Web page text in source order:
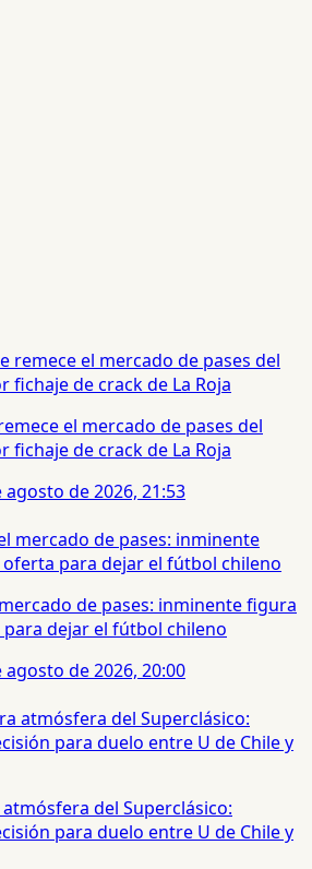
el mercado de pases del
de crack de La Roja
agosto de 2026, 21:53
de pases: inminente figura
dejar el fútbol chileno
agosto de 2026, 20:00
del Superclásico:
para duelo entre U de Chile y